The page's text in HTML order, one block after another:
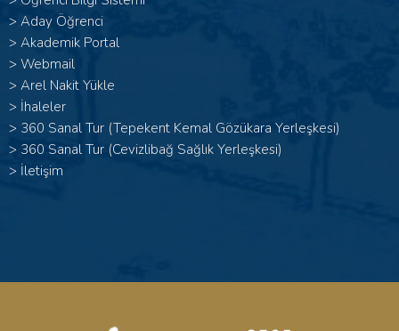
> Aday Öğrenci
> Akademik Portal
> Webmail
> Arel Nakit Yükle
> İhaleler
> 360 Sanal Tur (Tepekent Kemal Gözükara Yerleşkesi)
> 360 Sanal Tur (Cevizlibağ Sağlık Yerleşkesi)
> İletişim